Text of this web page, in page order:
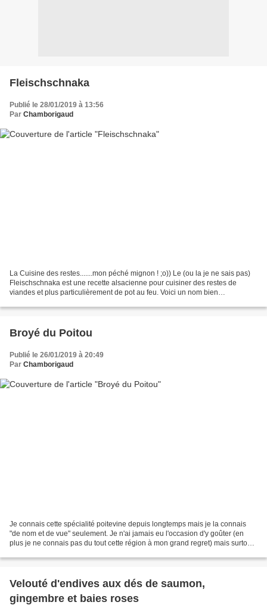
Fleischschnaka
Publié le 28/01/2019 à 13:56
Par Chamborigaud
La Cuisine des restes.......mon péché mignon ! ;o)) Le (ou la je ne sais pas)
Fleischschnaka est une recette alsacienne pour cuisiner des restes de
viandes et plus particulièrement de pot au feu. Voici un nom bien
Broyé du Poitou
Publié le 26/01/2019 à 20:49
Par Chamborigaud
Je connais cette spécialité poitevine depuis longtemps mais je la connais
"de nom et de vue" seulement. Je n'ai jamais eu l'occasion d'y goûter (en
plus je ne connais pas du tout cette région à mon grand regret) mais surtout
Velouté d'endives aux dés de saumon,
gingembre et baies roses